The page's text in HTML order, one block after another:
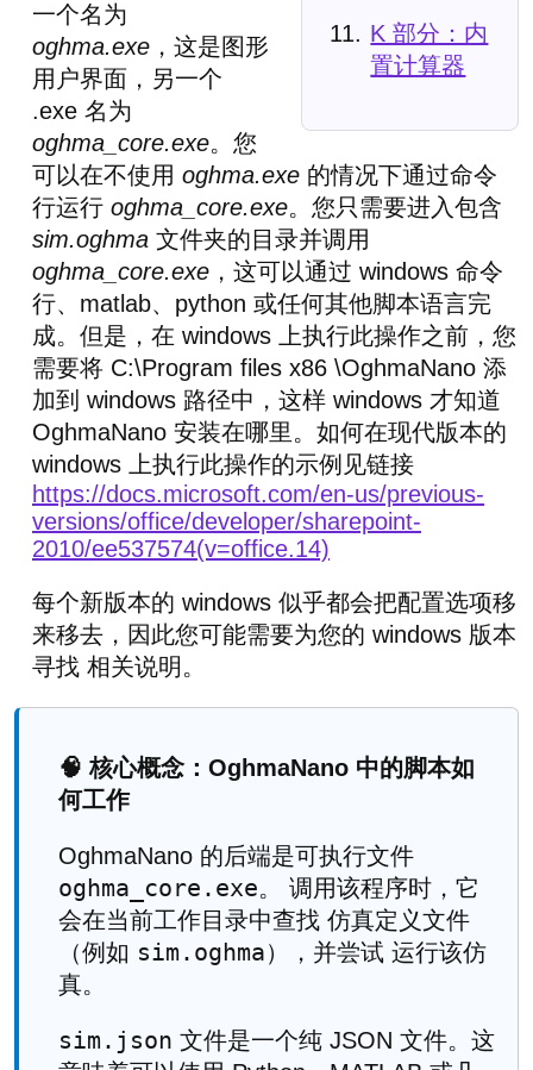
K 部分：内
置计算器
一个名为
oghma.exe ，这是图形
用户界面，另一个
.exe 名为
oghma_core.exe。您
可以在不使用 oghma.exe 的情况下通过命令
行运行 oghma_core.exe。您只需要进入包含
sim.oghma 文件夹的目录并调用
oghma_core.exe ，这可以通过 windows 命令
行、matlab、python 或任何其他脚本语言完
成。但是，在 windows 上执行此操作之前，您
需要将 C:\Program files x86 \OghmaNano 添
加到 windows 路径中，这样 windows 才知道
OghmaNano 安装在哪里。如何在现代版本的
windows 上执行此操作的示例见链接
https://docs.microsoft.com/en-us/previous-
versions/office/developer/sharepoint-
2010/ee537574(v=office.14)
每个新版本的 windows 似乎都会把配置选项移
来移去，因此您可能需要为您的 windows 版本
寻找 相关说明。
🧠 核心概念：OghmaNano 中的脚本如
何工作
OghmaNano 的后端是可执行文件
oghma_core.exe。 调用该程序时，它
会在当前工作目录中查找 仿真定义文件
（例如 sim.oghma），并尝试 运行该仿
真。
sim.json 文件是一个纯 JSON 文件。这